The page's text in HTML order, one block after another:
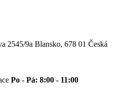
2545/9a Blansko, 678 01 Česká
Po - Pá: 8:00 - 11:00